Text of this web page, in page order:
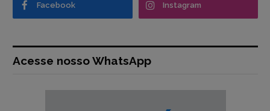
Facebook Instagram
Acesse nosso WhatsApp